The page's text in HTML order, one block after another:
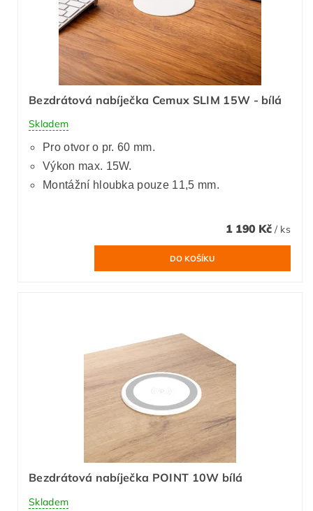
Bezdrátová nabíječka Cemux SLIM 15W - bílá
Skladem
Pro otvor o pr. 60 mm.
Výkon max. 15W.
Montážní hloubka pouze 11,5 mm.
1 190 Kč / ks
Bezdrátová nabíječka POINT 10W bílá
Skladem